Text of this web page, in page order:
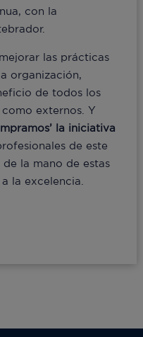
con la
las prácticas
organización,
de todos los
externos. Y
la iniciativa
de este
la mano de estas
la excelencia.